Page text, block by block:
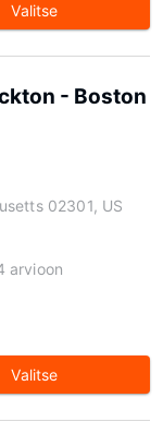
Valitse
- Boston
02301, US
arvioon
Valitse